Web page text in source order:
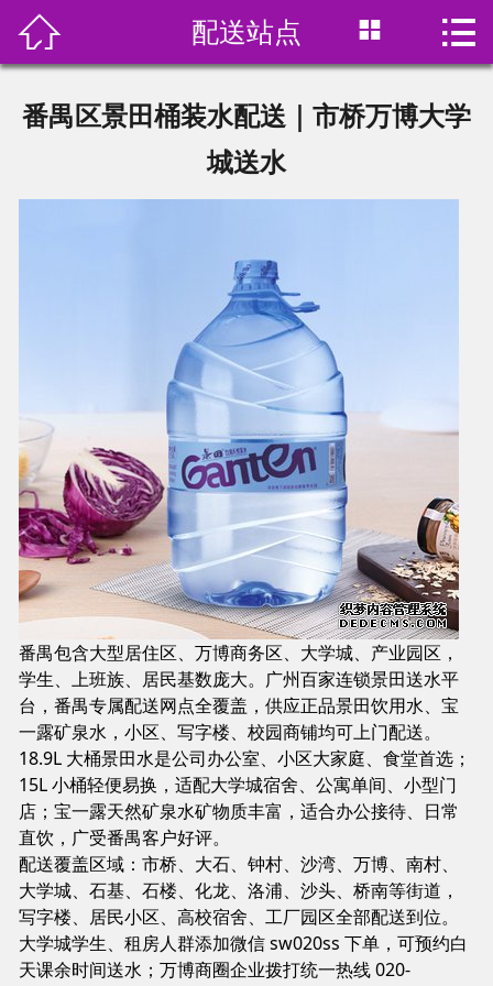
 首页
订水价格
新闻资讯
联系我们
饮用水分类
商品相册
配送站点
 配送站点  
番禺区景田桶装水配送｜市桥万博大学
城送水
番禺包含大型居住区、万博商务区、大学城、产业园区，
学生、上班族、居民基数庞大。广州百家连锁景田送水平
台，番禺专属配送网点全覆盖，供应正品景田饮用水、宝
一露矿泉水，小区、写字楼、校园商铺均可上门配送。
18.9L 大桶景田水是公司办公室、小区大家庭、食堂首选；
15L 小桶轻便易换，适配大学城宿舍、公寓单间、小型门
店；宝一露天然矿泉水矿物质丰富，适合办公接待、日常
直饮，广受番禺客户好评。
配送覆盖区域：市桥、大石、钟村、沙湾、万博、南村、
大学城、石基、石楼、化龙、洛浦、沙头、桥南等街道，
写字楼、居民小区、高校宿舍、工厂园区全部配送到位。
大学城学生、租房人群添加微信 sw020ss 下单，可预约白
天课余时间送水；万博商圈企业拨打统一热线 020-